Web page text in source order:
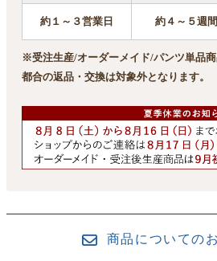
約１～３営業日 約４～５週間
※受注生産/オーダーメイド/パンツ単品
都合の返品・交換は対象外となります。
商品についての